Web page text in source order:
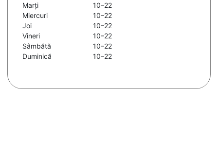
Marți
10–22
Miercuri
10–22
Joi
10–22
Vineri
10–22
Sâmbătă
10–22
Duminică
10–22